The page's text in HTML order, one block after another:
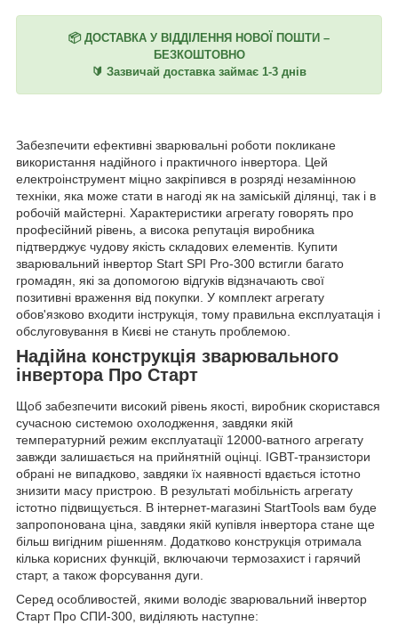
📦 ДОСТАВКА У ВІДДІЛЕННЯ НОВОЇ ПОШТИ –
БЕЗКОШТОВНО
🔰 Зазвичай доставка займає 1-3 днів
Забезпечити ефективні зварювальні роботи покликане
використання надійного і практичного інвертора. Цей
електроінструмент міцно закріпився в розряді незамінною
техніки, яка може стати в нагоді як на заміській ділянці, так і в
робочій майстерні. Характеристики агрегату говорять про
професійний рівень, а висока репутація виробника
підтверджує чудову якість складових елементів. Купити
зварювальний інвертор Start SPI Pro-300 встигли багато
громадян, які за допомогою відгуків відзначають свої
позитивні враження від покупки. У комплект агрегату
обов'язково входити інструкція, тому правильна експлуатація і
обслуговування в Києві не стануть проблемою.
Надійна конструкція зварювального
інвертора Про Старт
Щоб забезпечити високий рівень якості, виробник скористався
сучасною системою охолодження, завдяки якій
температурний режим експлуатації 12000-ватного агрегату
завжди залишається на прийнятній оцінці. IGBT-транзистори
обрані не випадково, завдяки їх наявності вдається істотно
знизити масу пристрою. В результаті мобільність агрегату
істотно підвищується. В інтернет-магазині StartTools вам буде
запропонована ціна, завдяки якій купівля інвертора стане ще
більш вигідним рішенням. Додатково конструкція отримала
кілька корисних функцій, включаючи термозахист і гарячий
старт, а також форсування дуги.
Серед особливостей, якими володіє зварювальний інвертор
Старт Про СПИ-300, виділяють наступне: